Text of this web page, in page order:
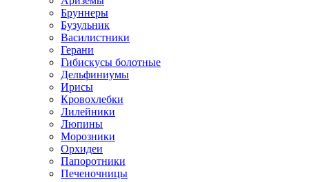
Бруннеры
Бузульник
Василистники
Герани
Гибискусы болотные
Дельфиниумы
Ирисы
Кровохлебки
Лилейники
Люпины
Морозники
Орхидеи
Папоротники
Печеночницы